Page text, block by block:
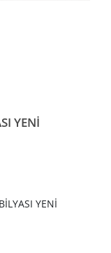
YENİ
YENİ